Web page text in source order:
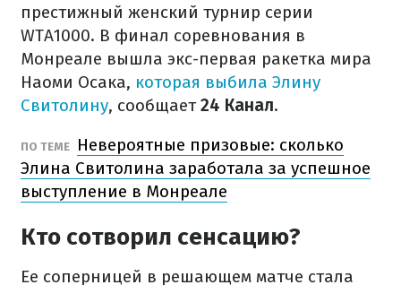
престижный женский турнир серии
WTA1000. В финал соревнования в
Монреале вышла экс-первая ракетка мира
Наоми Осака, которая выбила Элину
Свитолину, сообщает24 Канал.
ПО ТЕМЕ
Невероятные призовые: сколько
Элина Свитолина заработала за успешное
выступление в Монреале
Кто сотворил сенсацию?
Ее соперницей в решающем матче стала